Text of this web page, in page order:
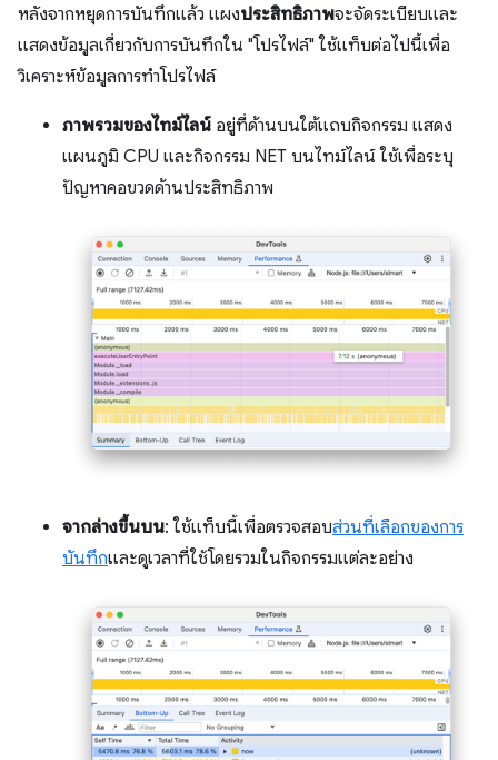
หลังจากหยุดการบันทึกแล้ว แผงประสิทธิภาพจะจัดระเบียบและ
แสดงข้อมูลเกี่ยวกับการบันทึกใน "โปรไฟล์" ใช้แท็บต่อไปนี้เพื่อ
วิเคราะห์ข้อมูลการทำโปรไฟล์
ภาพรวมของไทม์ไลน์ อยู่ที่ด้านบนใต้แถบกิจกรรม แสดง
แผนภูมิ CPU และกิจกรรม NET บนไทม์ไลน์ ใช้เพื่อระบุ
ปัญหาคอขวดด้านประสิทธิภาพ
จากล่างขึ้นบน: ใช้แท็บนี้เพื่อตรวจสอบส่วนที่เลือกของการ
บันทึกและดูเวลาที่ใช้โดยรวมในกิจกรรมแต่ละอย่าง